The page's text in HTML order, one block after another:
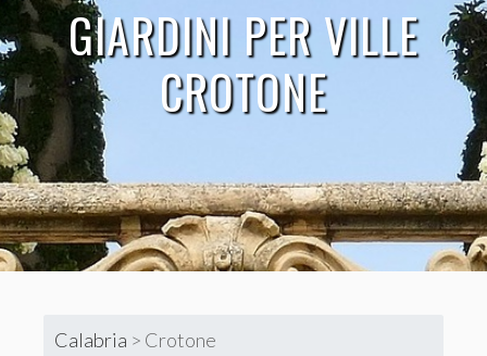
GIARDINI PER VILLE
CROTONE
Calabria > Crotone